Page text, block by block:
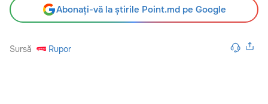
Abonați-vă la știrile Point.md pe Google
Sursă Rupor